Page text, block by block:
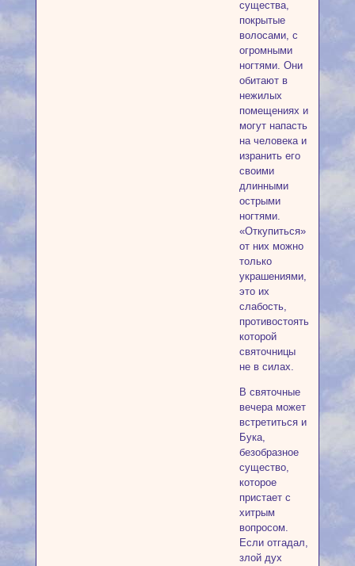
существа,
покрытые
волосами, с
огромными
ногтями. Они
обитают в
нежилых
помещениях и
могут напасть
на человека и
изранить его
своими
длинными
острыми
ногтями.
«Откупиться»
от них можно
только
украшениями,
это их
слабость,
противостоять
которой
святочницы
не в силах.
В святочные
вечера может
встретиться и
Бука,
безобразное
существо,
которое
пристает с
хитрым
вопросом.
Если отгадал,
злой дух